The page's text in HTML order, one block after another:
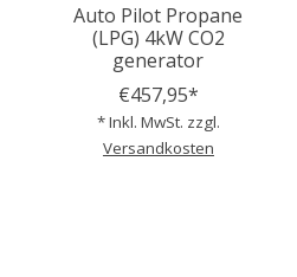
Auto Pilot Propane
(LPG) 4kW CO2
generator
€457,95*
* Inkl. MwSt. zzgl.
Versandkosten